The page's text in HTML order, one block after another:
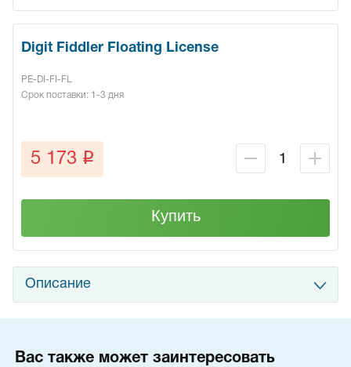
Digit Fiddler Floating License
PE-DI-FI-FL
Срок поставки: 1-3 дня
5 173 q
Купить
Описание
Вас также может заинтересовать